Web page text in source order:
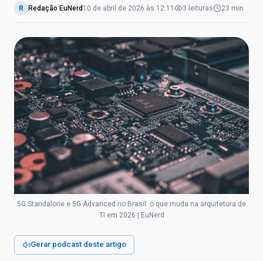
R Redação EuNerd 10 de abril de 2026 às 12:11 3 leituras 23 min
5G Standalone e 5G Advanced no Brasil: o que muda na arquitetura de
TI em 2026 | EuNerd
Gerar podcast deste artigo